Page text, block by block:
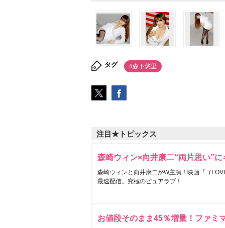
タグ #森下悠里
注目★トピックス
森崎ウィン×向井康二“両片思い”
森崎ウィンと向井康二がW主演！映画『（
最速配信。究極のピュアラブ！
お値段そのまま45％増量！ファミ